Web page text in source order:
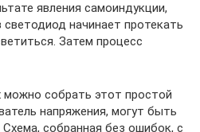
явления самоиндукции,
начинает протекать
Затем процесс
собрать этот простой
напряжения, могут быть
собранная без ошибок, с